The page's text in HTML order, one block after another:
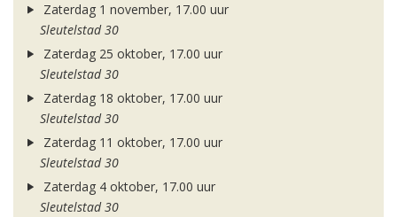
Zaterdag 1 november, 17.00 uur
Sleutelstad 30
Zaterdag 25 oktober, 17.00 uur
Sleutelstad 30
Zaterdag 18 oktober, 17.00 uur
Sleutelstad 30
Zaterdag 11 oktober, 17.00 uur
Sleutelstad 30
Zaterdag 4 oktober, 17.00 uur
Sleutelstad 30